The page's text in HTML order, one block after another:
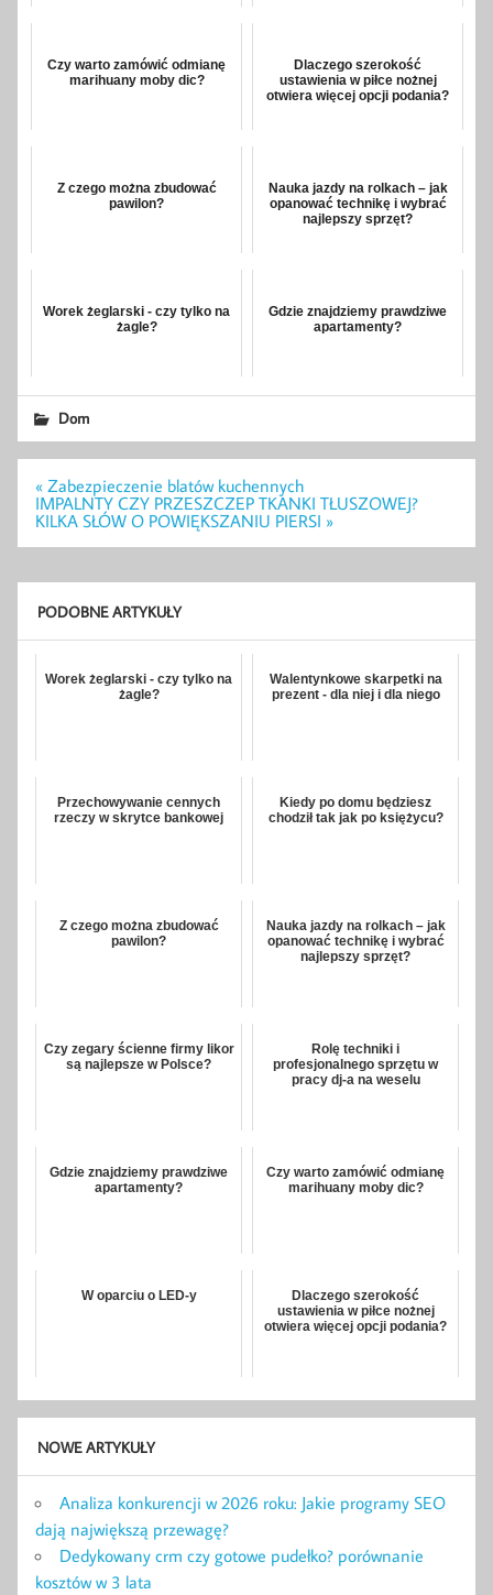
Czy warto zamówić odmianę
marihuany moby dic?
Dlaczego szerokość
ustawienia w piłce nożnej
otwiera więcej opcji podania?
Z czego można zbudować
pawilon?
Nauka jazdy na rolkach – jak
opanować technikę i wybrać
najlepszy sprzęt?
Worek żeglarski - czy tylko na
żagle?
Gdzie znajdziemy prawdziwe
apartamenty?
Dom
Nawigacja
wpisu
« Zabezpieczenie blatów kuchennych
IMPALNTY CZY PRZESZCZEP TKANKI TŁUSZOWEJ?
KILKA SŁÓW O POWIĘKSZANIU PIERSI »
PODOBNE ARTYKUŁY
Worek żeglarski - czy tylko na
żagle?
Walentynkowe skarpetki na
prezent - dla niej i dla niego
Przechowywanie cennych
rzeczy w skrytce bankowej
Kiedy po domu będziesz
chodził tak jak po księżycu?
Z czego można zbudować
pawilon?
Nauka jazdy na rolkach – jak
opanować technikę i wybrać
najlepszy sprzęt?
Czy zegary ścienne firmy likor
są najlepsze w Polsce?
Rolę techniki i
profesjonalnego sprzętu w
pracy dj-a na weselu
Gdzie znajdziemy prawdziwe
apartamenty?
Czy warto zamówić odmianę
marihuany moby dic?
W oparciu o LED-y
Dlaczego szerokość
ustawienia w piłce nożnej
otwiera więcej opcji podania?
NOWE ARTYKUŁY
Analiza konkurencji w 2026 roku: Jakie programy SEO
dają największą przewagę?
Dedykowany crm czy gotowe pudełko? porównanie
kosztów w 3 lata